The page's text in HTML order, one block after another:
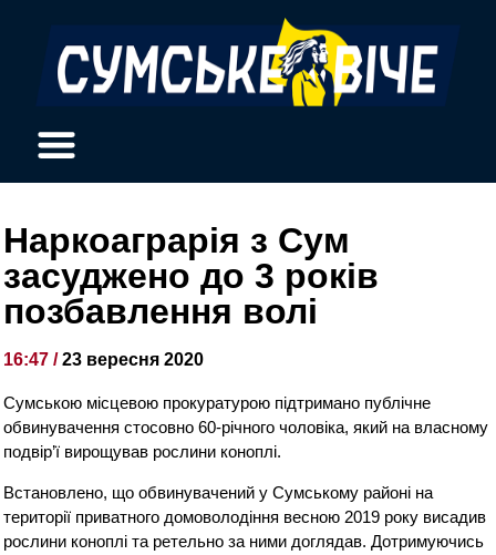
Наркоаграрія з Сум
засуджено до 3 років
позбавлення волі
16:47 /23 вересня 2020
Сумською місцевою прокуратурою підтримано публічне
обвинувачення стосовно 60-річного чоловіка, який на власному
подвір’ї вирощував рослини коноплі.
Встановлено, що обвинувачений у Сумському районі на
території приватного домоволодіння весною 2019 року висадив
рослини коноплі та ретельно за ними доглядав. Дотримуючись